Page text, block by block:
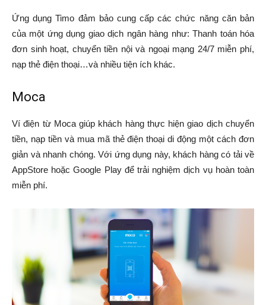
Ứng dụng Timo đảm bảo cung cấp các chức năng căn bản
của một ứng dụng giao dịch ngân hàng như: Thanh toán hóa
đơn sinh hoạt, chuyển tiền nội và ngoại mạng 24/7 miễn phí,
nạp thẻ điện thoại…và nhiều tiện ích khác.
Moca
Ví điện từ Moca giúp khách hàng thực hiện giao dịch chuyển
tiền, nạp tiền và mua mã thẻ điện thoại di động một cách đơn
giản và nhanh chóng. Với ứng dụng này, khách hàng có tải về
AppStore hoặc Google Play để trải nghiệm dịch vụ hoàn toàn
miễn phí.